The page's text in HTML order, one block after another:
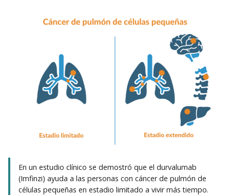
En un estudio clínico se demostró que el durvalumab
(Imfinzi) ayuda a las personas con cáncer de pulmón de
células pequeñas en estadio limitado a vivir más tiempo.